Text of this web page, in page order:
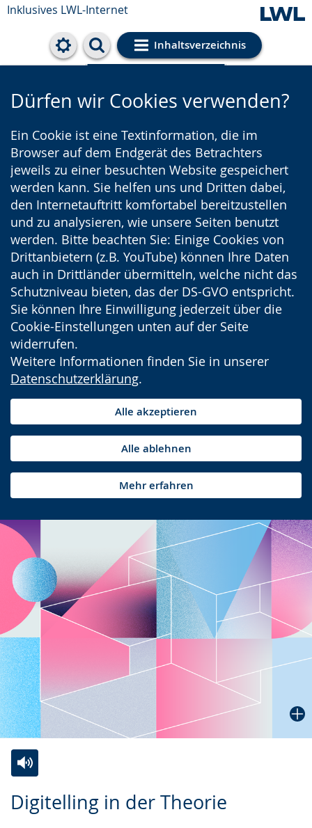
Inklusives LWL-Internet
Inhaltsverzeichnis
Cookie-Einstellungen
Dürfen wir Cookies verwenden?
Ein Cookie ist eine Textinformation, die im
Browser auf dem Endgerät des Betrachters
jeweils zu einer besuchten Website gespeichert
werden kann. Sie helfen uns und Dritten dabei,
den Internetauftritt komfortabel bereitzustellen
und zu analysieren, wie unsere Seiten benutzt
werden. Bitte beachten Sie: Einige Cookies von
Drittanbietern (z.B. YouTube) können Ihre Daten
auch in Drittländer übermitteln, welche nicht das
Schutzniveau bieten, das der DS-GVO entspricht.
Sie können Ihre Einwilligung jederzeit über die
Cookie-Einstellungen unten auf der Seite
widerrufen.
Weitere Informationen finden Sie in unserer
Datenschutzerklärung.
Alle akzeptieren
Alle ablehnen
Mehr erfahren
Digitelling in der Theorie
Leichten
Audio-
Video